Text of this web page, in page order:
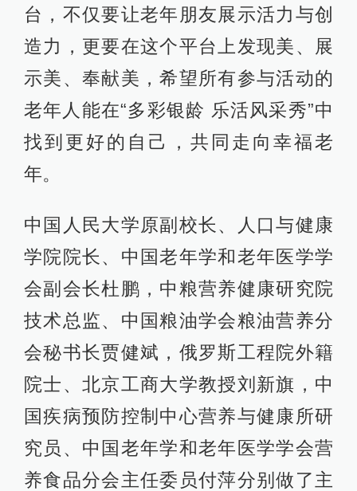
台，不仅要让老年朋友展示活力与创
造力，更要在这个平台上发现美、展
示美、奉献美，希望所有参与活动的
老年人能在“多彩银龄 乐活风采秀”中
找到更好的自己，共同走向幸福老
年。
中国人民大学原副校长、人口与健康
学院院长、中国老年学和老年医学学
会副会长杜鹏，中粮营养健康研究院
技术总监、中国粮油学会粮油营养分
会秘书长贾健斌，俄罗斯工程院外籍
院士、北京工商大学教授刘新旗，中
国疾病预防控制中心营养与健康所研
究员、中国老年学和老年医学学会营
养食品分会主任委员付萍分别做了主